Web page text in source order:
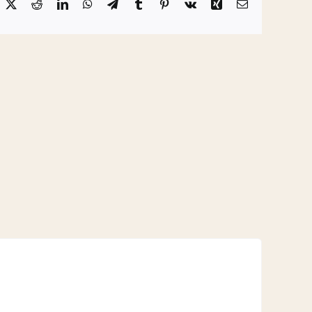
Reddit LinkedInWhatsAppTelegram
TumblrPinterest
Vk Xing